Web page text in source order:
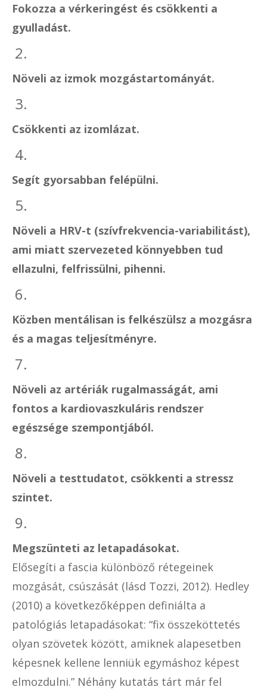
Fokozza a vérkeringést és csökkenti a
gyulladást.
2.
Növeli az izmok mozgástartományát.
3.
Csökkenti az izomlázat.
4.
Segít gyorsabban felépülni.
5.
Növeli a HRV-t (szívfrekvencia-variabilitást),
ami miatt szervezeted könnyebben tud
ellazulni, felfrissülni, pihenni.
6.
Közben mentálisan is felkészülsz a mozgásra
és a magas teljesítményre.
7.
Növeli az artériák rugalmasságát, ami
fontos a kardiovaszkuláris rendszer
egészsége szempontjából.
8.
Növeli a testtudatot, csökkenti a stressz
szintet.
9.
Megszünteti az letapadásokat.
Elősegíti a fascia különböző rétegeinek
mozgását, csúszását (lásd Tozzi, 2012). Hedley
(2010) a következőképpen definiálta a
patológiás letapadásokat: “fix összeköttetés
olyan szövetek között, amiknek alapesetben
képesnek kellene lenniük egymáshoz képest
elmozdulni.” Néhány kutatás tárt már fel